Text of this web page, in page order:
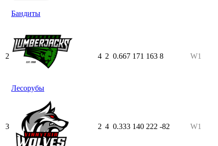
Бандиты
2
Лесорубы
4 2 0.667 171 163 8 W1
3 2 4 0.333 140 222 -82 W1